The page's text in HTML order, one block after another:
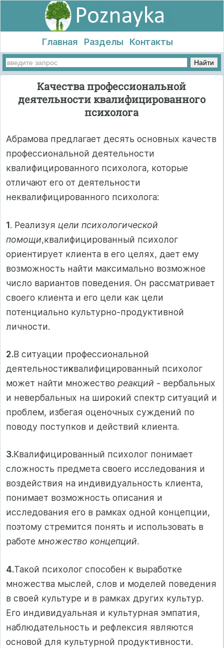
Главная Разделы Контакты
Качества профессиональной
деятельности квалифицированного
психолога
Абрамова предлагает десять основных качеств
профессиональной деятельности
квалифицированного психолога, которые
отличают его от деятельности
неквалифицированного психолога:
1. Реализуя цели психологической
помощи,квалифицированный психолог
ориентирует клиента в его целях, дает ему
возможность найти максимально возможное
число вариантов поведения. Он рассматривает
своего клиента и его цели как цели
потенциально культурно-продуктивной
личности.
2.В ситуации профессиональной
деятельностиквалифицированный психолог
может найти множество реакций - вербальных
и невербальных на широкий спектр ситуаций и
проблем, избегая оценочных суждений по
поводу поступков и действий клиента.
3.Квалифицированный психолог понимает
сложность предмета своего исследования и
воздействия на индивидуальность клиента,
понимает возможность описания и
исследования его в рамках одной концепции,
поэтому стремится понять и использовать в
работе множество концепций.
4.Такой психолог способен к выработке
множества мыслей, слов и моделей поведения
в своей культуре и в рамках других культур.
Его индивидуальная и культурная эмпатия,
наблюдательность и рефлексия являются
основой для культурной продуктивности.